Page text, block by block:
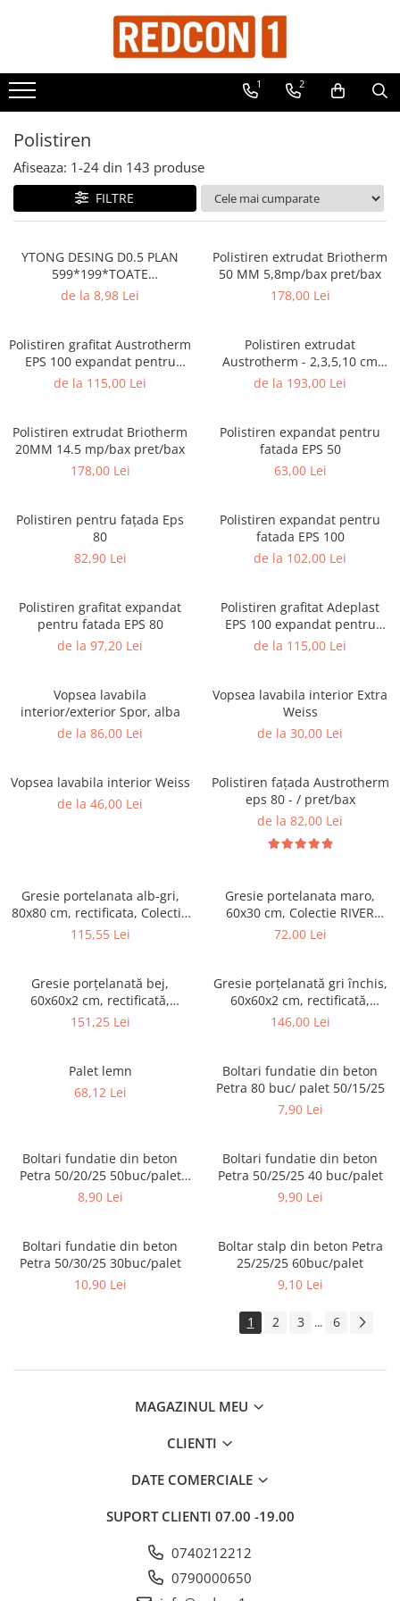
Materiale de constructii
Adezivi, mortare si tencuieli
Balast-nisip
Dibluri
Dibluri cu șurub
Echipamente de protectie
Grund pentru tencuiala decorativa
Placi gips carton
Roabe si Betoniere
Sisteme Gips-Carton
Tencuiala decorativa
Termoizolatii
Accesorii pentru vata
Vata minerala
Vata minerala bazaltica
Accesorii PVC
Vopsele
Vopsea lavabila pentru exterior
vopsele si lacuri
Pavele si borduri
Pavele
Borduri
Dale
Blocheti
Boltari finisati
Bordura piscina
Capace de gard
Contratreapta
Elemente gard
Jardiniere
Mobilier modular
Pervaz geam piatra compozita
Placi ceramice de exterior
Rigole
Gresie si faianta
Faianta
Gresie
Piatra decorativa
Accesorii tigla/tabla
Tabla cutata
Tigla ceramica
Tigla metalica
Caramida aparenta
Caramida Porotherm
Cărămidă Brikston
Cărămidă Cemacon
Produse din fier
Accesorii metalice
Accesorii metalice
Accesorii metalice
Gard
Plasa sudata eco
Plasa sudata stas
Distribuitoare
Accesorii distribuitoare
Distribuitoare încălzire în
Țeavă încălzire în pardoseala
1 2
Polistiren
Afiseaza: 1-24 din 143 produse
FILTRE
YTONG DESING D0.5 PLAN
599*199*TOATE
DIMENSIUNILE pret/buc
de la 8,98 Lei
Polistiren extrudat Briotherm
50 MM 5,8mp/bax pret/bax
178,00 Lei
Polistiren grafitat Austrotherm
EPS 100 expandat pentru
fatada pret/bax
de la 115,00 Lei
Polistiren extrudat
Austrotherm - 2,3,5,10 cm
grosime
de la 193,00 Lei
Polistiren extrudat Briotherm
20MM 14.5 mp/bax pret/bax
178,00 Lei
Polistiren expandat pentru
fatada EPS 50
63,00 Lei
Polistiren pentru fațada Eps
80
82,90 Lei
Polistiren expandat pentru
fatada EPS 100
de la 102,00 Lei
Polistiren grafitat expandat
pentru fatada EPS 80
de la 97,20 Lei
Polistiren grafitat Adeplast
EPS 100 expandat pentru
fatada
de la 115,00 Lei
Vopsea lavabila
interior/exterior Spor, alba
de la 86,00 Lei
Vopsea lavabila interior Extra
Weiss
de la 30,00 Lei
Vopsea lavabila interior Weiss
de la 46,00 Lei
Polistiren fațada Austrotherm
eps 80 - / pret/bax
de la 82,00 Lei
Gresie portelanata alb-gri,
80x80 cm, rectificata, Colectia
BETONICO - 6485-0021
115,55 Lei
Gresie portelanata maro,
60x30 cm, Colectie RIVER
STONES, str. - 6060-0254
72,00 Lei
Gresie porțelanată bej,
60x60x2 cm, rectificată,
Colecție CASTONE - 6461-0315
151,25 Lei
Gresie porțelanată gri închis,
60x60x2 cm, rectificată,
Colecție CASTONE - 6461-0314
146,00 Lei
Palet lemn
68,12 Lei
Boltari fundatie din beton
Petra 80 buc/ palet 50/15/25
7,90 Lei
Boltari fundatie din beton
Petra 50/20/25 50buc/palet
pret/buc
8,90 Lei
Boltari fundatie din beton
Petra 50/25/25 40 buc/palet
9,90 Lei
Boltari fundatie din beton
Petra 50/30/25 30buc/palet
10,90 Lei
Boltar stalp din beton Petra
25/25/25 60buc/palet
9,10 Lei
1 2 3 ... 6
MAGAZINUL MEU
CLIENTI
DATE COMERCIALE
SUPORT CLIENTI 07.00 -19.00
0740212212
0790000650